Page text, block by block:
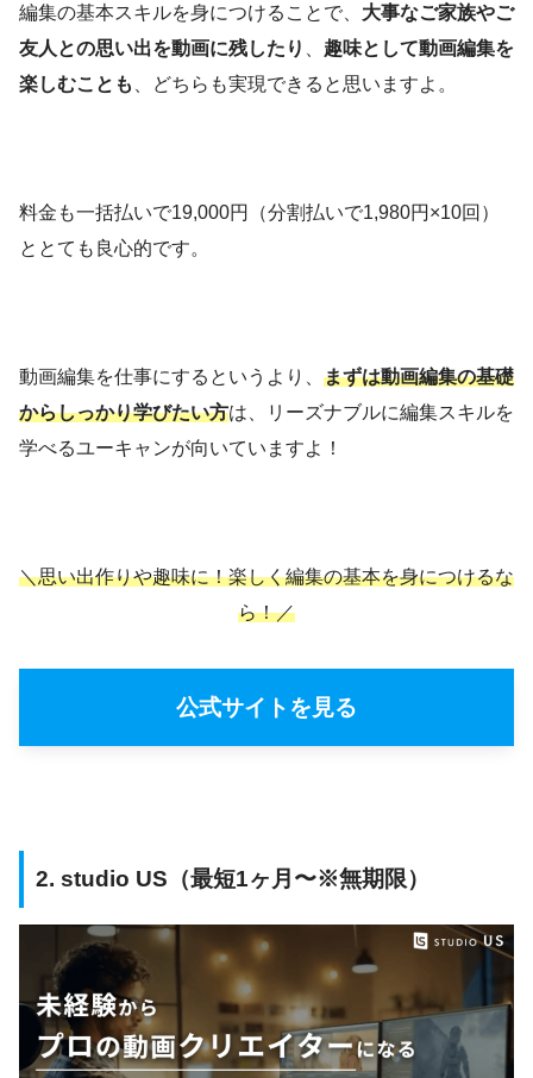
編集の基本スキルを身につけることで、 大事なご家族やご
友人との思い出を動画に残したり
趣味として動画編集を
楽しむことも
、どちらも実現できると思いますよ。
料金も一括払いで19,000円（分割払いで1,980円×10回）
ととても良心的です。
動画編集を仕事にするというより、 まずは動画編集の基礎
からしっかり学びたい方は、リーズナブルに編集スキルを
学べるユーキャンが向いていますよ！
＼思い出作りや趣味に！楽しく編集の基本を身につけるな
ら！／
公式サイトを見る
2. studio US（最短1ヶ月〜※無期限）